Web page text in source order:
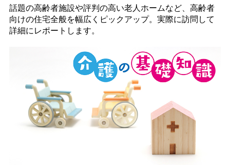
話題の高齢者施設や評判の高い老人ホームなど、高齢者
向けの住宅全般を幅広くピックアップ。実際に訪問して
詳細にレポートします。